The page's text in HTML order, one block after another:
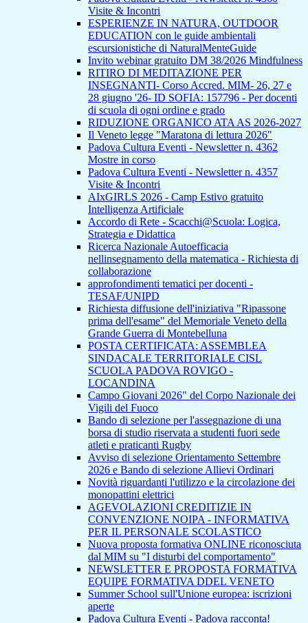
Visite & Incontri
ESPERIENZE IN NATURA, OUTDOOR
EDUCATION con le guide ambientali
escursionistiche di NaturalMenteGuide
Invito webinar gratuito DM 38/2026 Mindfulness
RITIRO DI MEDITAZIONE PER
INSEGNANTI- Corso Accred. MIM- 26, 27 e
28 giugno '26- ID SOFIA: 157796 - Per docenti
di scuola di ogni ordine e grado
RIDUZIONE ORGANICO ATA AS 2026-2027
Il Veneto legge "Maratona di lettura 2026"
Padova Cultura Eventi - Newsletter n. 4362
Mostre in corso
Padova Cultura Eventi - Newsletter n. 4357
Visite & Incontri
AIxGIRLS 2026 - Camp Estivo gratuito
Intelligenza Artificiale
Accordo di Rete - Scacchi@Scuola: Logica,
Strategia e Didattica
Ricerca Nazionale Autoefficacia
nellinsegnamento della matematica - Richiesta di
collaborazione
approfondimenti tematici per docenti -
TESAF/UNIPD
Richiesta diffusione dell'iniziativa "Ripassone
prima dell'esame" del Memoriale Veneto della
Grande Guerra di Montebelluna
POSTA CERTIFICATA: ASSEMBLEA
SINDACALE TERRITORIALE CISL
SCUOLA PADOVA ROVIGO -
LOCANDINA
Campo Giovani 2026" del Corpo Nazionale dei
Vigili del Fuoco
Bando di selezione per l'assegnazione di una
borsa di studio riservata a studenti fuori sede
atleti e praticanti Rugby
Avviso di selezione Orientamento Settembre
2026 e Bando di selezione Allievi Ordinari
Novità riguardanti l'utilizzo e la circolazione dei
monopattini elettrici
AGEVOLAZIONI CREDITIZIE IN
CONVENZIONE NOIPA - INFORMATIVA
PER IL PERSONALE SCOLASTICO
Nuova proposta formativa ONLINE riconosciuta
dal MIM su "I disturbi del comportamento"
NEWSLETTER E PROPOSTA FORMATIVA
EQUIPE FORMATIVA DDEL VENETO
Summer School sull'Unione europea: iscrizioni
aperte
Padova Cultura Eventi - Padova racconta!